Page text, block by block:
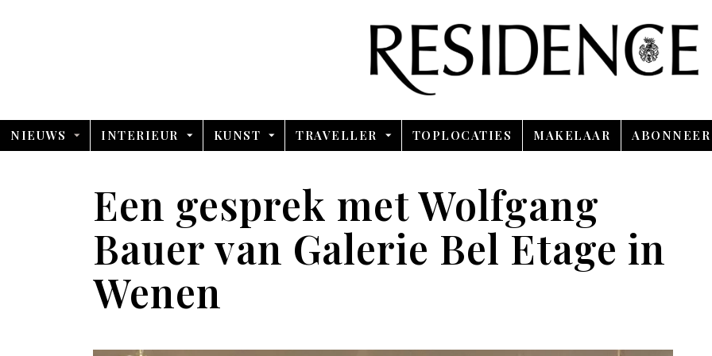
NIEUWS INTERIEUR KUNST TRAVELLER TOPLOCATIES MAKELAAR ABONNEER
Een gesprek met Wolfgang
Bauer van Galerie Bel Etage in
Wenen